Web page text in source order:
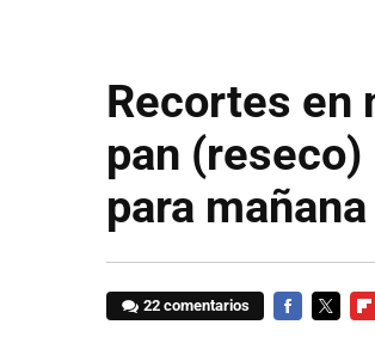
Recortes en
pan (reseco)
para
22 comentarios